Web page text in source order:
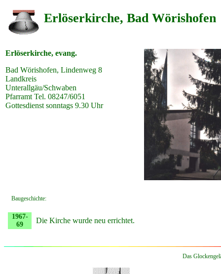
Erlöserkirche, Bad Wörishofen
Erlöserkirche, evang.
Bad Wörishofen, Lindenweg 8
Landkreis
Unterallgäu/Schwaben
Pfarramt Tel. 08247/6051
Gottesdienst sonntags 9.30 Uhr
Baugeschichte:
1967-
69
Die Kirche wurde neu errichtet.
Das